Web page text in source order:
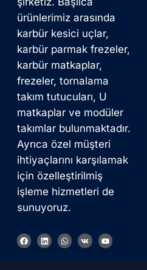
ürünlerimiz arasında
karbür kesici uçlar,
karbür parmak frezeler,
karbür matkaplar,
frezeler, tornalama
takım tutucuları, U
matkaplar ve modüler
takımlar bulunmaktadır.
Ayrıca özel müşteri
ihtiyaçlarını karşılamak
için özelleştirilmiş
işleme hizmetleri de
sunuyoruz.
F
a
L
i
W
h
V
k
Y
o